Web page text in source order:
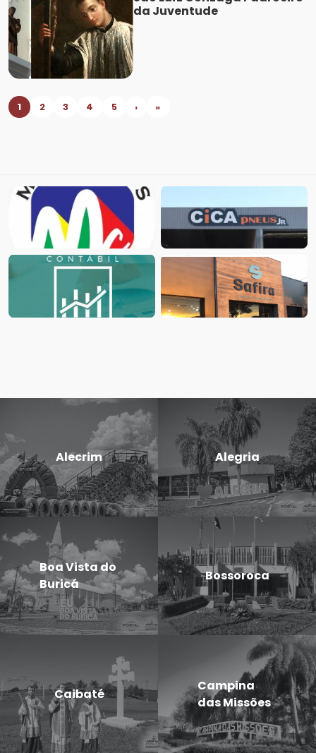
da Juventude
1 2 3 4 5 › »
Alecrim Alegria
Boa Vista do
Buricá
Bossoroca
Caibaté
Campina
das Missões